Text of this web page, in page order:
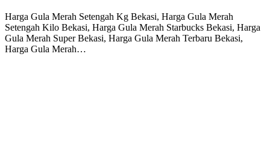
Harga Gula Merah Setengah Kg Bekasi, Harga Gula Merah
Setengah Kilo Bekasi, Harga Gula Merah Starbucks Bekasi, Harga
Gula Merah Super Bekasi, Harga Gula Merah Terbaru Bekasi,
Harga Gula Merah…